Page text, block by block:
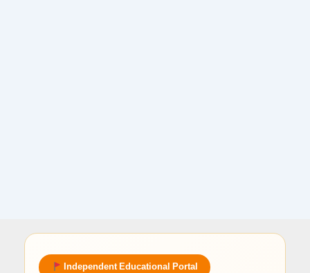
Independent Educational Portal